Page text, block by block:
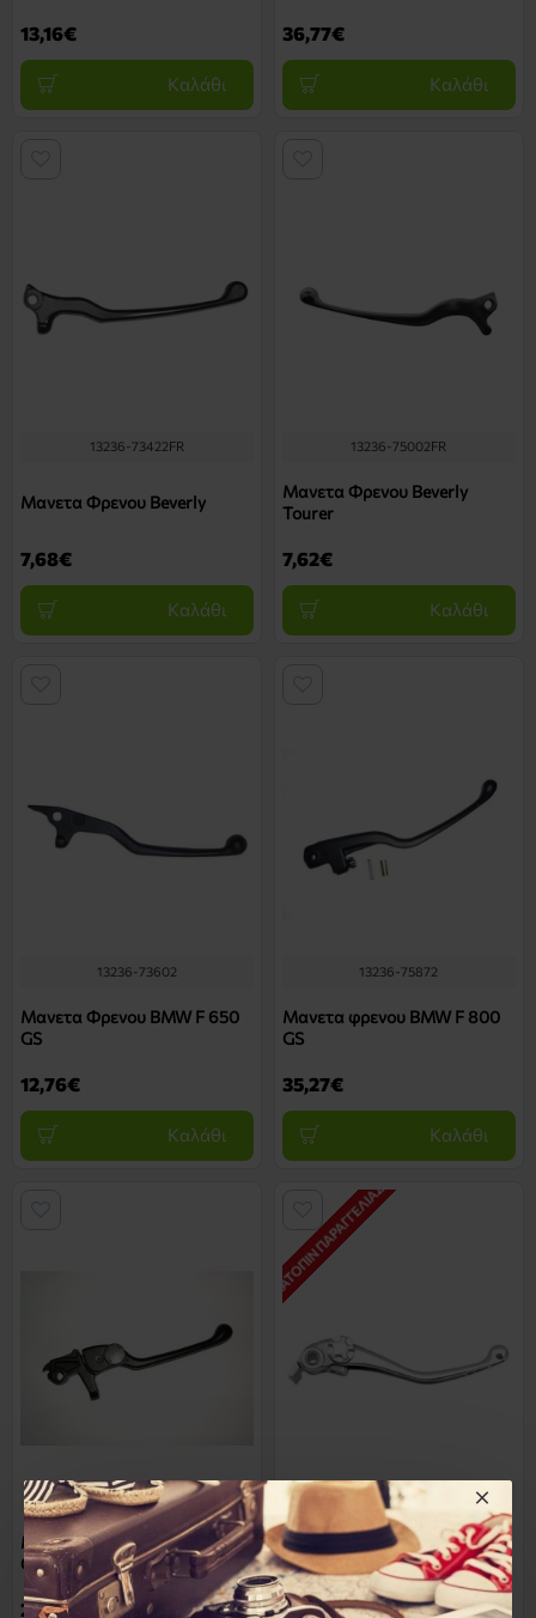
13,16€
Καλάθι
36,77€
Καλάθι
13236-73422FR
Μανετα Φρενου Beverly
7,68€
Καλάθι
13236-75002FR
Μανετα Φρενου Beverly
Tourer
7,62€
Καλάθι
13236-73602
Μανετα Φρενου BMW F 650
GS
12,76€
Καλάθι
13236-75872
Μανετα φρενου BMW F 800
GS
35,27€
Καλάθι
13236-73872
Μανετα Φρενου BMW R 1150
GS
27,28€
ΚΑΤΌΠΙΝ ΠΑΡΑΓΓΕΛΊΑΣ *
13236-75801
Μανετα Φρενου Ducati
Hypermotard 1100
42,00€